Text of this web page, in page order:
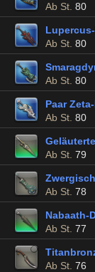
Ab St. 80
Ab St. 80
Ab St. 80
Paar
Ab St. 80
Ab St. 79
Ab St. 78
Nabaath-
Ab St. 77
Ab St. 76